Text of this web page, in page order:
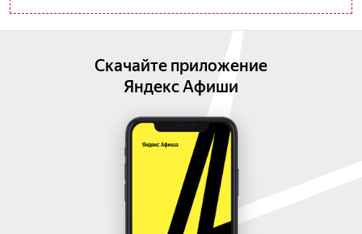
Скачайте приложение
Яндекс Афиши